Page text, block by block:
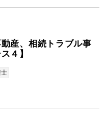
産、相続トラブル事
４】
士